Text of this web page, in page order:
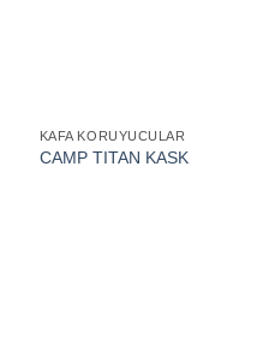
KAFA KORUYUCULAR
CAMP TITAN KASK